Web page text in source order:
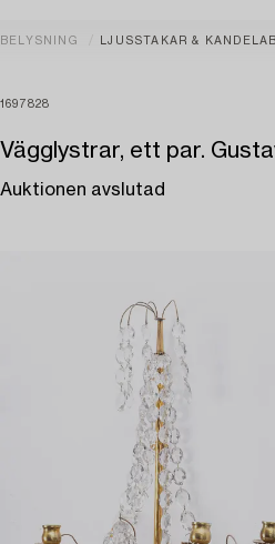
BELYSNING LJUSSTAKAR &
1697828
Vägglystrar, ett par.
Auktionen avslutad